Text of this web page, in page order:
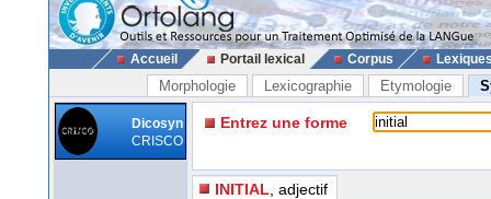
Accueil Portail lexical Corpus
Morphologie Lexicographie Etymologie
Dicosyn
CRISCO
Entrez une forme
INITIAL , adjectif